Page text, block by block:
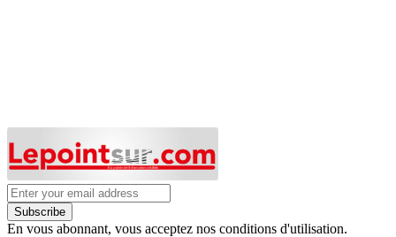
Subscribe
En vous abonnant, vous acceptez nos conditions d'utilisation.